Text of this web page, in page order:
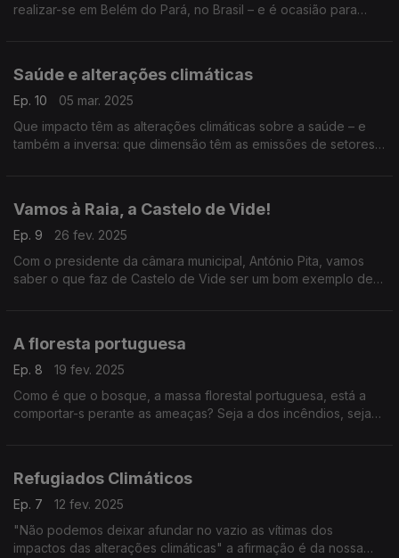
realizar-se em Belém do Pará, no Brasil – e é ocasião para
Saúde e alterações climáticas
Ep. 10
05 mar. 2025
Que impacto têm as alterações climáticas sobre a saúde – e
também a inversa: que dimensão têm as emissões de setores
Vamos à Raia, a Castelo de Vide!
Ep. 9
26 fev. 2025
Com o presidente da câmara municipal, António Pita, vamos
saber o que faz de Castelo de Vide ser um bom exemplo de
A floresta portuguesa
Ep. 8
19 fev. 2025
Como é que o bosque, a massa florestal portuguesa, está a
comportar-s perante as ameaças? Seja a dos incêndios, sejam
Refugiados Climáticos
Ep. 7
12 fev. 2025
"Não podemos deixar afundar no vazio as vítimas dos
impactos das alterações climáticas" a afirmação é da nossa